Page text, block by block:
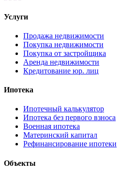
Услуги
Продажа недвижимости
Покупка недвижимости
Покупка от застройщика
Аренда недвижимости
Кредитование юр. лиц
Ипотека
Ипотечный калькулятор
Ипотека без первого взноса
Военная ипотека
Материнский капитал
Рефинансирование ипотеки
Объекты